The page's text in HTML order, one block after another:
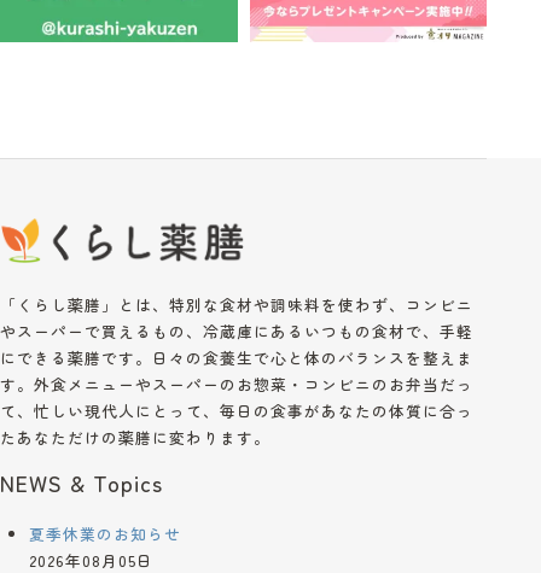
「くらし薬膳」とは、特別な食材や調味料を使わず、コンビニ
やスーパーで買えるもの、冷蔵庫にあるいつもの食材で、手軽
にできる薬膳です。日々の食養生で心と体のバランスを整えま
す。外食メニューやスーパーのお惣菜・コンビニのお弁当だっ
て、忙しい現代人にとって、毎日の食事があなたの体質に合っ
たあなただけの薬膳に変わります。
NEWS & Topics
夏季休業のお知らせ
2026年08月05日